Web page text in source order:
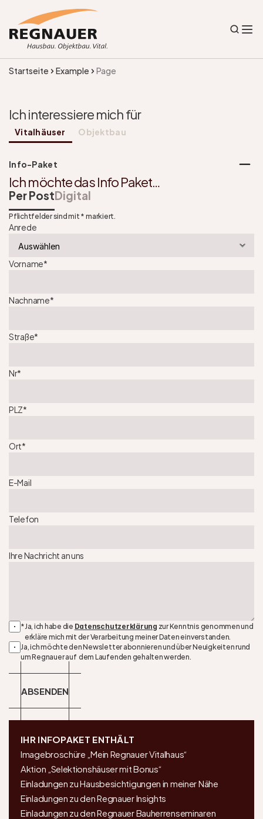
Startseite Example Page
Ich interessiere mich für
Vitalhäuser Objektbau
Info-Paket
Ich möchte das Info Paket…
Per PostDigital
Pflichtfelder sind mit * markiert.
Anrede
Vorname*
Nachname*
Straße*
Nr*
PLZ*
Ort*
E-Mail
Telefon
Ihre Nachricht an uns
*Ja, ich habe die Datenschutzerklärung zur Kenntnis genommen und
erkläre mich mit der Verarbeitung meiner Daten einverstanden.
Ja, ich möchte den Newsletter abonnieren und über Neuigkeiten rund
um Regnauer auf  dem Laufenden gehalten werden.
ABSENDEN
IHR INFOPAKET ENTHÄLT
Imagebroschüre „Mein Regnauer Vitalhaus“
Aktion „Selektionshäuser mit Bonus“
Einladungen zu Hausbesichtigungen in meiner Nähe
Einladungen zu den Regnauer Insights
Einladungen zu den Regnauer Bauherrenseminaren